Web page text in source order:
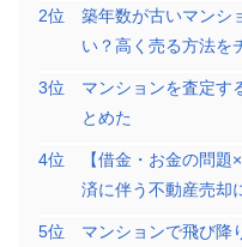
2位
築年数が古いマンシ
い？高く売る方法を
3位
マンションを査定す
とめた
4位
【借金・お金の問
済に伴う不動産売却
5位
マンションで飛び降